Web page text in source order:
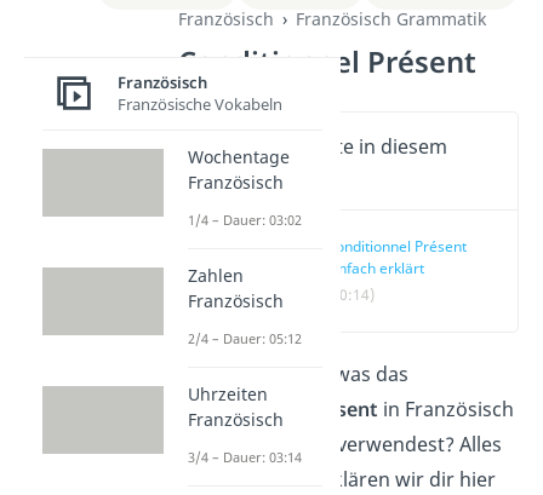
Französisch
Französisch Grammatik
Conditionnel Présent
Wichtige Inhalte in diesem
Video
Conditionnel Présent
einfach erklärt
(00:14)
Du willst wissen, was das
Conditionnel Présent in Französisch
ist und wie du es verwendest? Alles
Wichtige dazu erklären wir dir hier
Französisch
Französische Vokabeln
Wochentage
Französisch
1/4 – Dauer: 03:02
Zahlen
Französisch
2/4 – Dauer: 05:12
Uhrzeiten
Französisch
3/4 – Dauer: 03:14